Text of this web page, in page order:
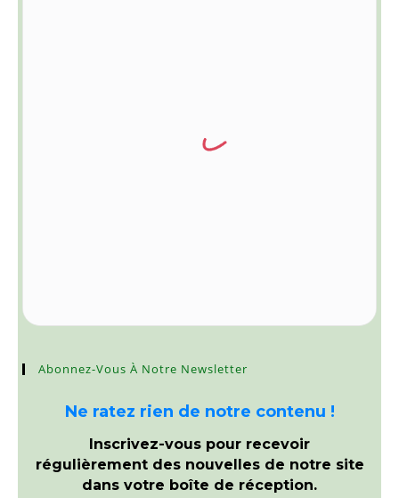
Abonnez-Vous À Notre Newsletter
Ne ratez rien de notre contenu !
Inscrivez-vous pour recevoir
régulièrement des nouvelles de notre site
dans votre boîte de réception.